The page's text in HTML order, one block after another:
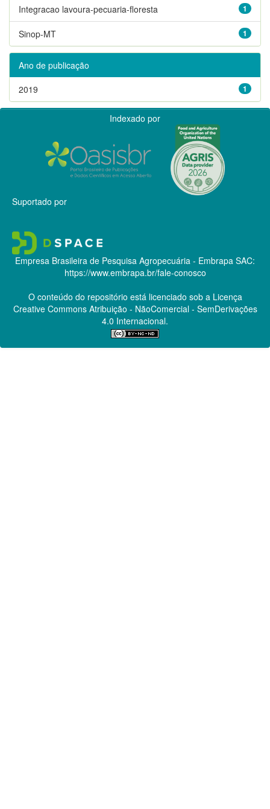
1
Integracao lavoura-pecuaria-floresta
1
Sinop-MT
Ano de publicação
1
2019
Indexado por
Suportado por
Empresa Brasileira de Pesquisa Agropecuária - Embrapa SAC:
https://www.embrapa.br/fale-conosco
O conteúdo do repositório está licenciado sob a Licença
Creative CommonsAtribuição - NãoComercial - SemDerivações
4.0 Internacional.